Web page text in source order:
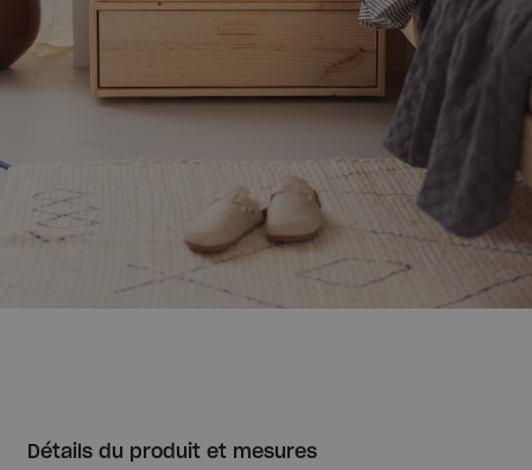
Détails du produit et mesures